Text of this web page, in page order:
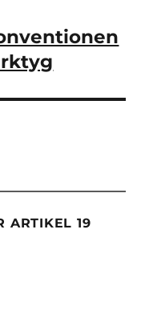
ARTIKEL 19